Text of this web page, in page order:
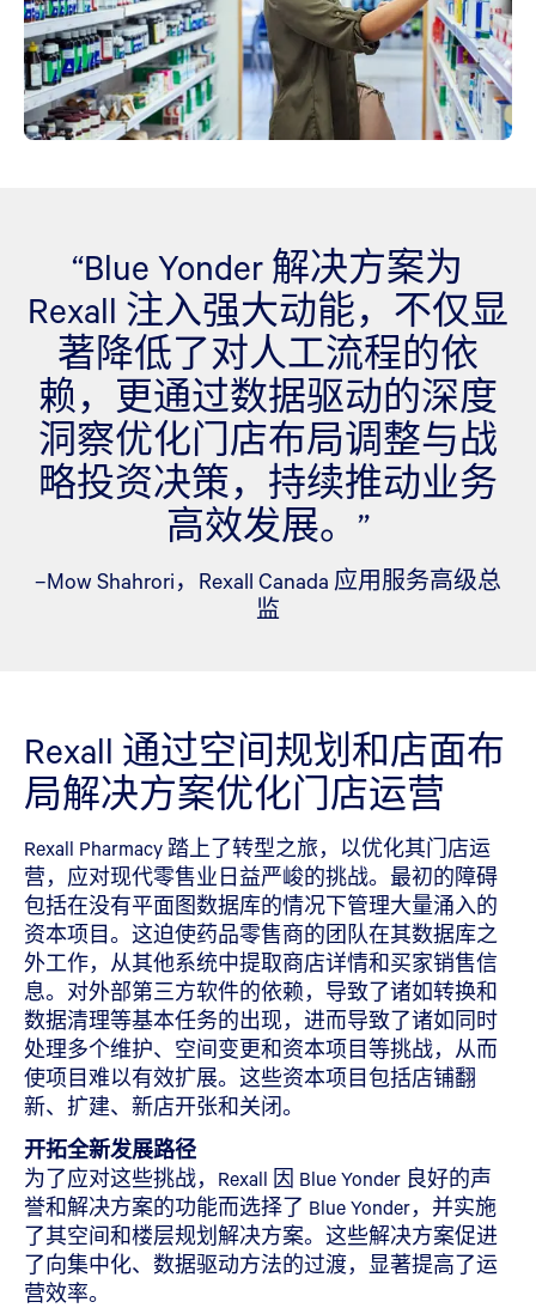
“Blue Yonder 解决方案为
Rexall 注入强大动能，不仅显
著降低了对人工流程的依
赖，更通过数据驱动的深度
洞察优化门店布局调整与战
略投资决策，持续推动业务
高效发展。”
–Mow Shahrori，Rexall Canada 应用服务高级总
监
Rexall 通过空间规划和店面布
局解决方案优化门店运营
Rexall Pharmacy 踏上了转型之旅，以优化其门店运
营，应对现代零售业日益严峻的挑战。最初的障碍
包括在没有平面图数据库的情况下管理大量涌入的
资本项目。这迫使药品零售商的团队在其数据库之
外工作，从其他系统中提取商店详情和买家销售信
息。对外部第三方软件的依赖，导致了诸如转换和
数据清理等基本任务的出现，进而导致了诸如同时
处理多个维护、空间变更和资本项目等挑战，从而
使项目难以有效扩展。这些资本项目包括店铺翻
新、扩建、新店开张和关闭。
开拓全新发展路径
为了应对这些挑战，Rexall 因 Blue Yonder 良好的声
誉和解决方案的功能而选择了 Blue Yonder，并实施
了其空间和楼层规划解决方案。这些解决方案促进
了向集中化、数据驱动方法的过渡，显著提高了运
营效率。